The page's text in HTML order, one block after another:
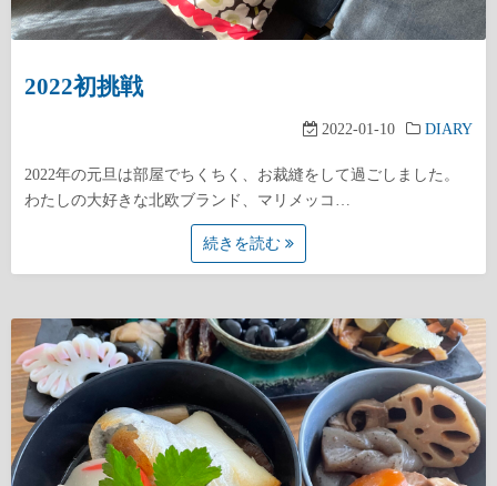
2022初挑戦
2022-01-10 DIARY
2022年の元旦は部屋でちくちく、お裁縫をして過ごしました。
わたしの大好きな北欧ブランド、マリメッコ…
続きを読む